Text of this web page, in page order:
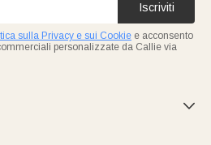
Iscriviti
sulla Privacy e sui Cookie e acconsento
personalizzate da Callie via
